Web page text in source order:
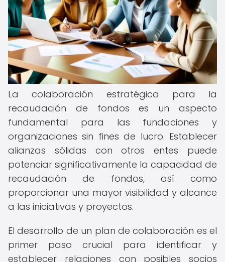
La colaboración estratégica para la
recaudación de fondos es un aspecto
fundamental para las fundaciones y
organizaciones sin fines de lucro. Establecer
alianzas sólidas con otros entes puede
potenciar significativamente la capacidad de
recaudación de fondos, así como
proporcionar una mayor visibilidad y alcance
a las iniciativas y proyectos.
El desarrollo de un plan de colaboración es el
primer paso crucial para identificar y
establecer relaciones con posibles socios